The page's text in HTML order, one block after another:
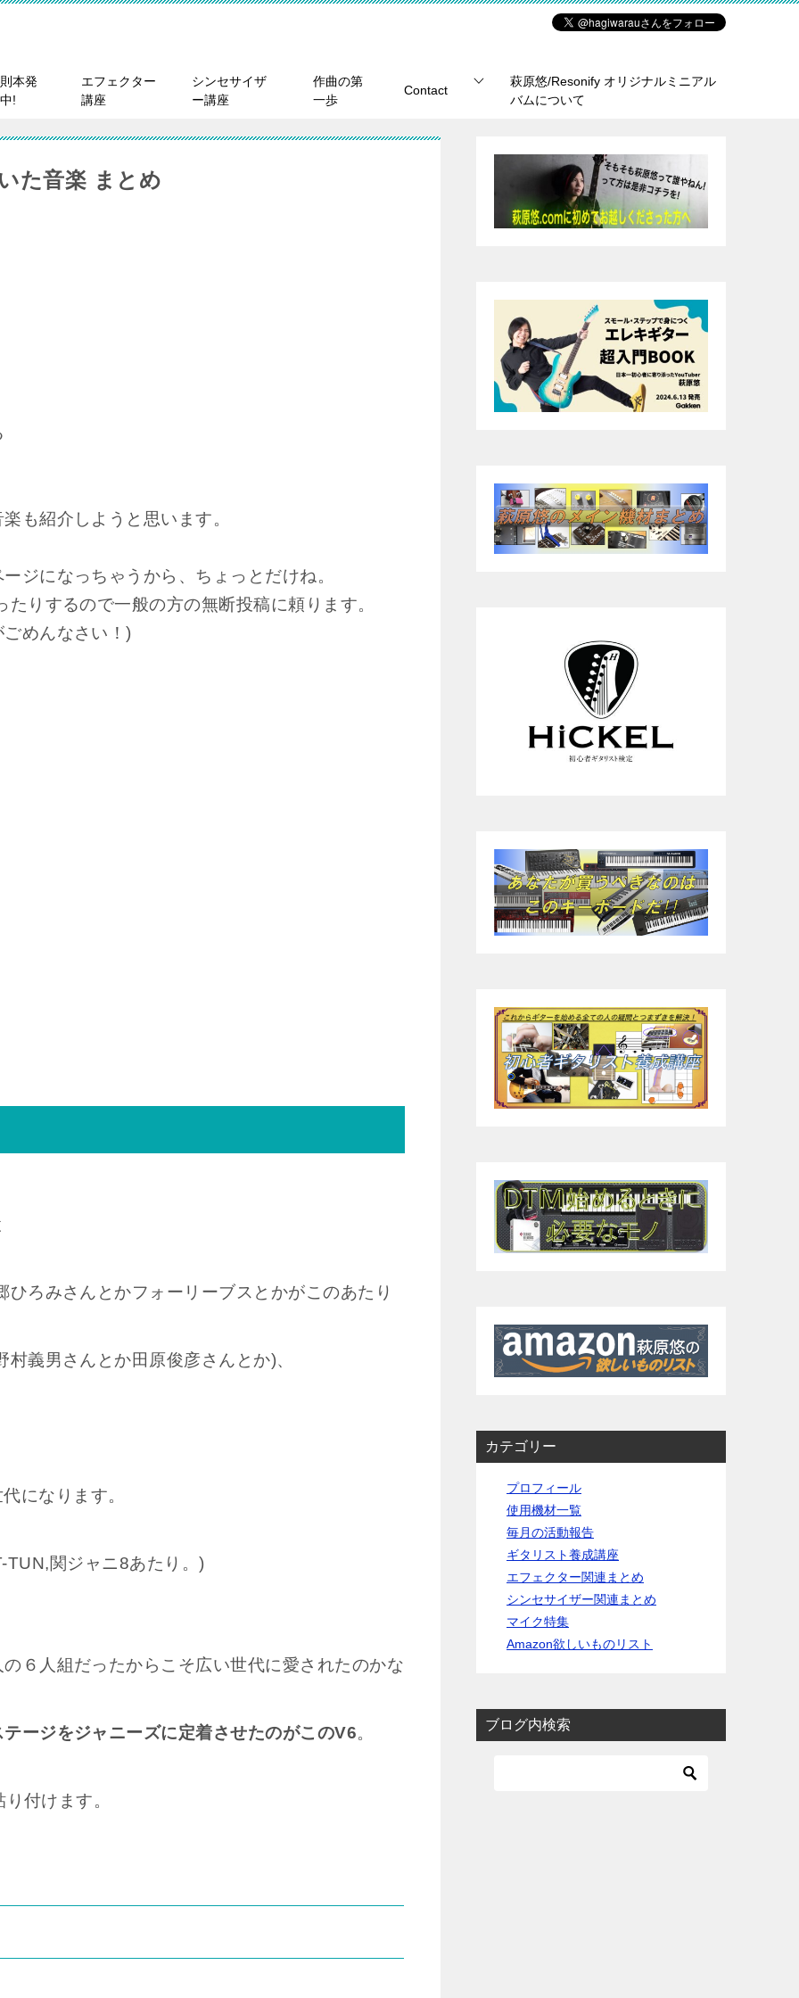
本発
!
エフェクター
講座
シンセサイザ
ー講座
作曲の第
一歩
Contact
萩原悠/Resonify オリジナルミニアル
バムについて
た音楽 まとめ
も紹介しようと思います。
ジになっちゃうから、ちょっとだけね。
りするので一般の方の無断投稿に頼ります。
めんなさい！)
ろみさんとかフォーリーブスとかがこのあたり
義男さんとか田原俊彦さんとか)、
になります。
関ジャニ8あたり。)
６人組だったからこそ広い世代に愛されたのかな
ージをジャニーズに定着させたのがこのV6。
付けます。
カテゴリー
プロフィール
使用機材一覧
毎月の活動報告
ギタリスト養成講座
エフェクター関連まとめ
シンセサイザー関連まとめ
マイク特集
Amazon欲しいものリスト
ブログ内検索